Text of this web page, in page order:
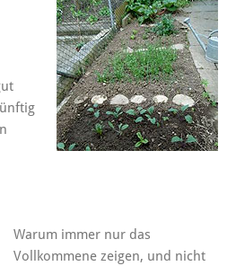
Warum immer nur das
Vollkommene zeigen, und nicht